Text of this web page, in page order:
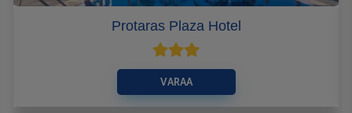
Protaras Plaza Hotel
VARAA